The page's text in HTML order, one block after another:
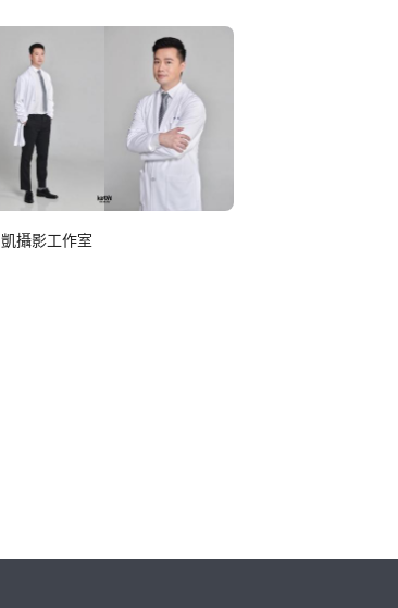
凱攝影工作室